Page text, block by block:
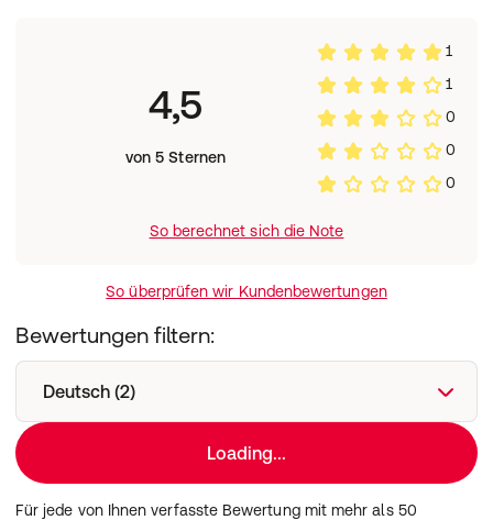
4,5
von 5 Sternen
1
1
0
0
0
So berechnet sich die Note
So überprüfen wir Kundenbewertungen
Bewertungen filtern:
Deutsch (2)
Loading...
Für jede von Ihnen verfasste Bewertung mit mehr als 50